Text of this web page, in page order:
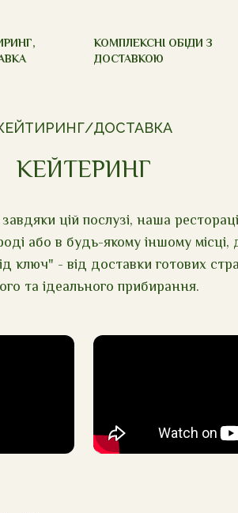
КОМПЛЕКСНІ ОБІДИ З
ДОСТАВКОЮ
ДОСТАВКА
КЕЙТЕРИНГ
цій послузі, наша
або в будь-якому іншому
ключ" - від доставки готових
та ідеального прибирання.